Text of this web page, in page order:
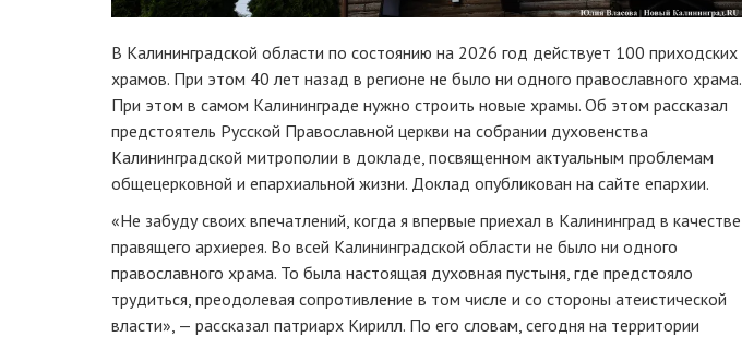
В Калининградской области по состоянию на 2026 год действует 100 приходских
храмов. При этом 40 лет назад в регионе не было ни одного православного храма.
При этом в самом Калининграде нужно строить новые храмы. Об этом рассказал
предстоятель Русской Православной церкви на собрании духовенства
Калининградской митрополии в докладе, посвященном актуальным проблемам
общецерковной и епархиальной жизни. Доклад опубликован на сайте епархии.
«Не забуду своих впечатлений, когда я впервые приехал в Калининград в качестве
правящего архиерея. Во всей Калининградской области не было ни одного
православного храма. То была настоящая духовная пустыня, где предстояло
трудиться, преодолевая сопротивление в том числе и со стороны атеистической
власти», — рассказал патриарх Кирилл. По его словам, сегодня на территории